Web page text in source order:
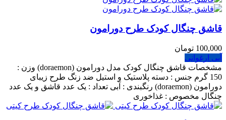
قاشق چنگال کودک طرح دورامون
100,000 تومان
آبی ارغوانی
مشخصات قاشق چنگال کودک مدل دورامون (doraemon) وزن :
150 گرم جنس : دسته پلاستیک و استیل ضد زنگ طرح زیبای
دورامون (doraemon) رنگبندی : آبی تعداد : یک عدد قاشق و یک عدد
چنگال مخصوص : غذاخوری